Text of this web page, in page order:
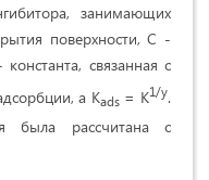
занимающих
поверхности, C -
связанная с
а Kads= K1/y.
была рассчитана с